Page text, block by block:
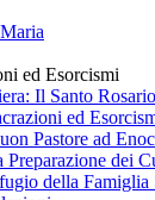
ed Esorcismi
Il Santo Rosario
ed
Pastore ad Enoc
dei
della Famiglia